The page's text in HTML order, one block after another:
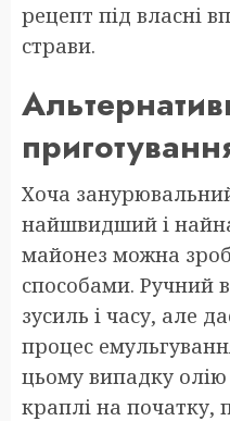
рецепт під власні
страви.
Хоча
найшвидший і
майонез можна
способами. Ручний
зусиль і часу, але
процес
цьому випадку
краплі на початку,